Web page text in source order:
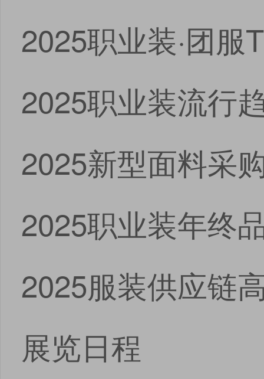
2025职业装·团服
2025职业装流行
2025新型面料采
2025职业装年终
2025服装供应链
展览日程